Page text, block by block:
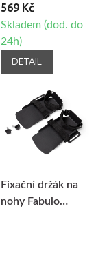
569 Kč
Skladem (dod. do
24h)
DETAIL
Fixační držák na
nohy Fabulo